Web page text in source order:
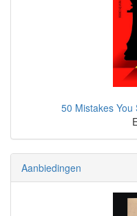
50 Mistakes
Aanbiedingen